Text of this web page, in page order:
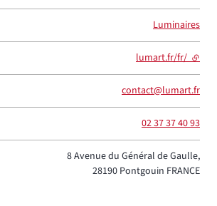
Luminaires
lumart.fr/fr/- lien
contact@lumart.fr
02 37 37 40 93
8 Avenue du Général de Gaulle,
28190 Pontgouin FRANCE